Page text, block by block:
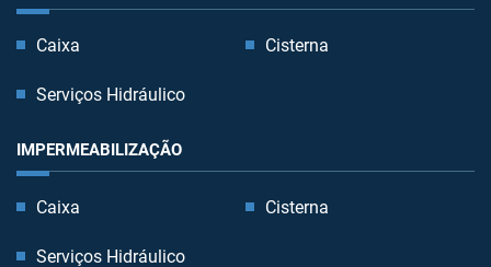
Caixa Cisterna
Serviços Hidráulico
IMPERMEABILIZAÇÃO
Caixa Cisterna
Serviços Hidráulico